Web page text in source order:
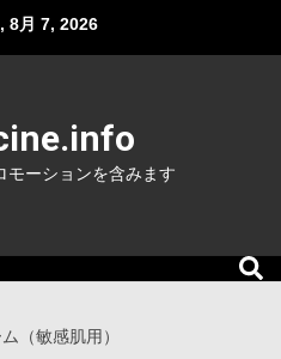
8月 7, 2026
モーションを含みます
（敏感肌用）